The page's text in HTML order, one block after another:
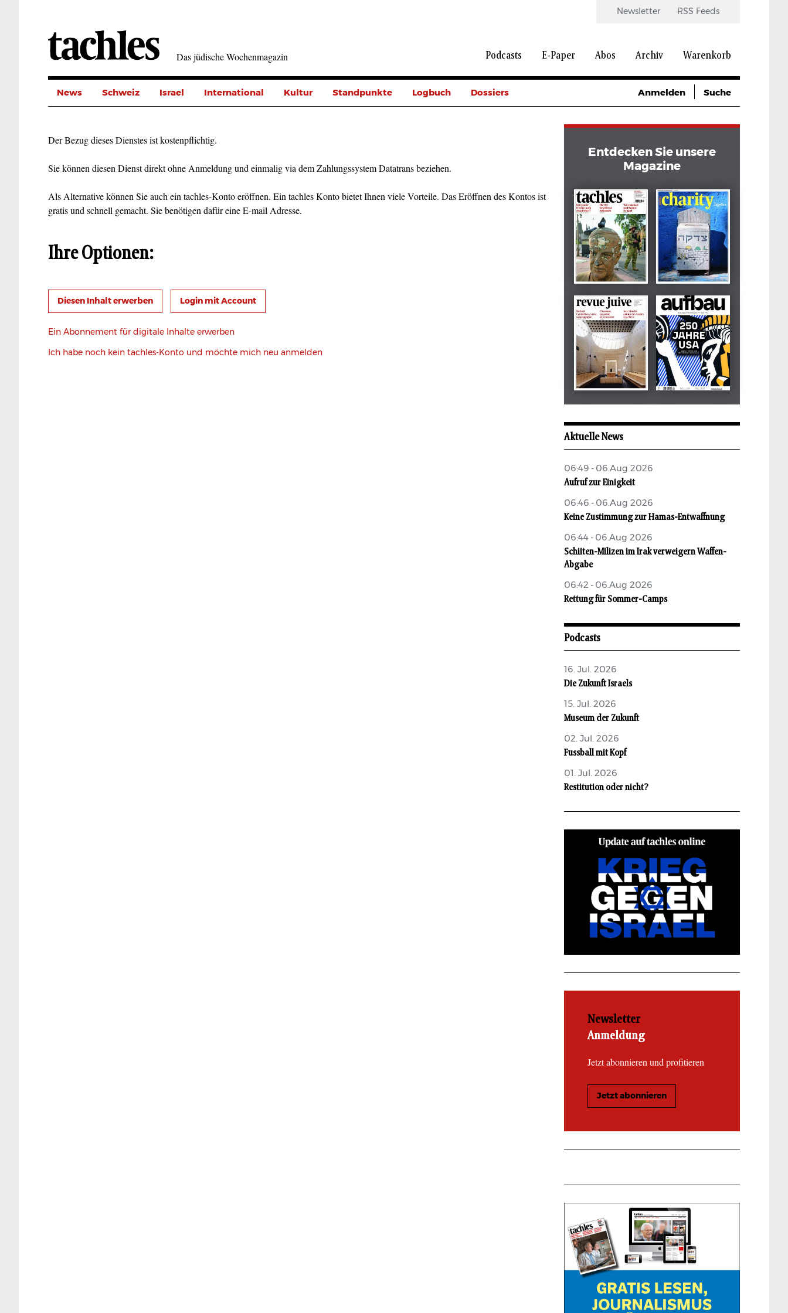
Das jüdische Wochenmagazin
Newsletter RSS Feeds
Podcasts E-Paper Abos Archiv Warenkorb
News Schweiz Israel International Kultur Standpunkte Logbuch Dossiers Anmelden Suche
Der Bezug dieses Dienstes ist kostenpflichtig.
Sie können diesen Dienst direkt ohne Anmeldung und einmalig via dem Zahlungssystem Datatrans beziehen.
Als Alternative können Sie auch ein tachles-Konto eröffnen. Ein tachles Konto bietet Ihnen viele Vorteile. Das Eröffnen des Kontos ist
gratis und schnell gemacht. Sie benötigen dafür eine E-mail Adresse.
Ihre Optionen:
Login mit Account
Ein Abonnement für digitale Inhalte erwerben
Ich habe noch kein tachles-Konto und möchte mich neu anmelden
Entdecken Sie unsere
Magazine
Dezember 2024
tachles
März 2026
Beilage
Mai 2026 Mai 2026
Aktuelle News
06:49 - 06.Aug 2026
Aufruf zur Einigkeit
06:46 - 06.Aug 2026
Keine Zustimmung zur Hamas-Entwaffnung
06:44 - 06.Aug 2026
Schiiten-Milizen im Irak verweigern Waffen-
Abgabe
06:42 - 06.Aug 2026
Rettung für Sommer-Camps
Podcasts
16. Jul. 2026
Die Zukunft Israels
15. Jul. 2026
Museum der Zukunft
02. Jul. 2026
Fussball mit Kopf
01. Jul. 2026
Restitution oder nicht?
Newsletter
Anmeldung
Jetzt abonnieren und profitieren
Jetzt abonnieren